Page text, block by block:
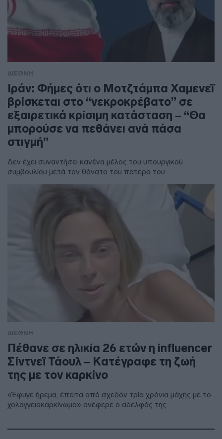
ΔΙΕΘΝΗ
Ιράν: Φήμες ότι ο Μοτζτάμπα Χαμενεΐ
βρίσκεται στο “νεκροκρέβατο” σε
εξαιρετικά κρίσιμη κατάσταση – “Θα
μπορούσε να πεθάνει ανά πάσα
στιγμή”
Δεν έχει συναντήσει κανένα μέλος του υπουργικού
συμβουλίου μετά τον θάνατο του πατέρα του
ΔΙΕΘΝΗ
Πέθανε σε ηλικία 26 ετών η influencer
Σίντνεϊ Τάουλ – Kατέγραφε τη ζωή
της με τον καρκίνο
«Έφυγε ήρεμα, έπειτα από σχεδόν τρία χρόνια μάχης με το
χολαγγειοκαρκίνωμα» ανέφερε ο αδελφός της